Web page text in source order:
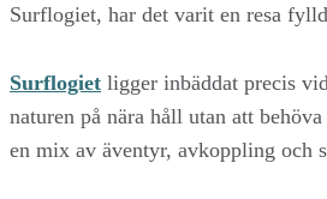
Surflogiet, har det varit en resa
Surflogiet ligger inbäddat precis
naturen på nära håll utan att
en mix av äventyr, avkoppling och